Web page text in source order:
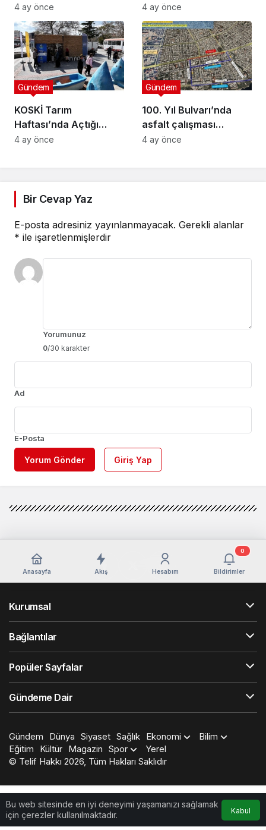
Muhtarlara Toplumsal
Cinsiyet Eşitliği
Semineri
4 ay önce
Düzenlendi
4 ay önce
KOSKİ Tarım
Haftası’nda Açtığı
Stantta Su Tasarrufu
Gündem
4 ay önce
100. Yıl Bulvarı’nda
asfalt çalışması
gerçekleştirilecek
Gündem
4 ay önce
Bir Cevap Yaz
E-posta adresiniz yayınlanmayacak. Gerekli alanlar
* ile işaretlenmişlerdir
Yorumunuz
0/30 karakter
Ad
E-Posta
Yorum Gönder Giriş Yap
Bu web sitesinde en iyi deneyimi yaşamanızı sağlamak
için çerezler kullanılmaktadır.
Kabul
Anasayfa Akış Hesabım Bildirimler
0
Kurumsal
Bağlantılar
Popüler Sayfalar
Gündeme Dair
Gündem Dünya Siyaset Sağlık Ekonomi
Bilim
Eğitim
Kültür Magazin Spor
Yerel
© Telif Hakkı 2026, Tüm Hakları Saklıdır